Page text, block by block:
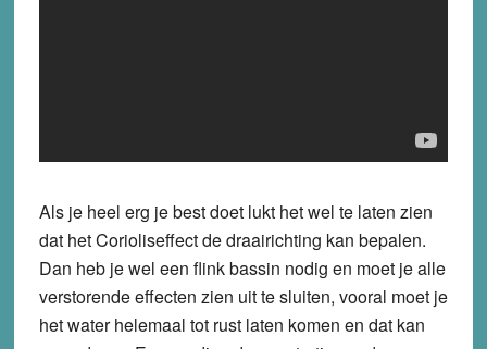
Als je heel erg je best doet lukt het wel te laten zien
dat het Corioliseffect de draairichting kan bepalen.
Dan heb je wel een flink bassin nodig en moet je alle
verstorende effecten zien uit te sluiten, vooral moet je
het water helemaal tot rust laten komen en dat kan